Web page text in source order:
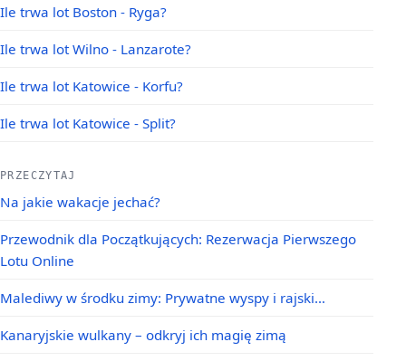
Ile trwa lot Boston - Ryga?
Ile trwa lot Wilno - Lanzarote?
Ile trwa lot Katowice - Korfu?
Ile trwa lot Katowice - Split?
PRZECZYTAJ
Na jakie wakacje jechać?
Przewodnik dla Początkujących: Rezerwacja Pierwszego
Lotu Online
Malediwy w środku zimy: Prywatne wyspy i rajski…
Kanaryjskie wulkany – odkryj ich magię zimą